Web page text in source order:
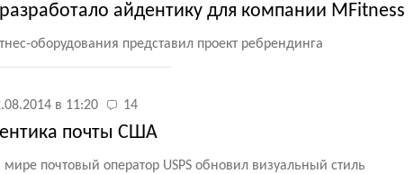
айдентику для компании MFitness
оборудования представил проект ребрендинга
в 11:20 14
почты США
почтовый оператор USPS обновил визуальный стиль